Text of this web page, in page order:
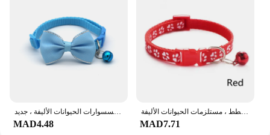
Parts and Accessories: Comes with a comprehensive
set of tools for versatile use
Applicable People: Designed for professionals and
DIY enthusiasts alike
**Unmatched Quality and Precision**
The CAT TOOLS set is crafted from high-grade
MAD4.48 MAD7.71